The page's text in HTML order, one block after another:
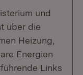
und
über die
Heizung,
Energien
Links